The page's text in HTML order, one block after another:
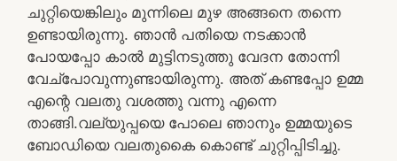
ചുറ്റിയെങ്കിലും മുന്നിലെ മുഴ അങ്ങനെ തന്നെ
ഉണ്ടായിരുന്നു. ഞാൻ പതിയെ നടക്കാൻ
പോയപ്പോ കാൽ മുട്ടിനടുത്തു വേദന തോന്നി
വേച്പോവുന്നുണ്ടായിരുന്നു. അത് കണ്ടപ്പോ ഉമ്മ
എന്റെ വലതു വശത്തു വന്നു എന്നെ
താങ്ങി.വല്യുപ്പയെ പോലെ ഞാനും ഉമ്മയുടെ
ബോഡിയെ വലതുകൈ കൊണ്ട് ചുറ്റിപ്പിടിച്ചു.